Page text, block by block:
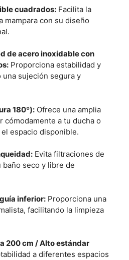
cuadrados: Facilita la
mampara con su diseño
de acero inoxidable con
Proporciona estabilidad y
sujeción segura y
180º): Ofrece una amplia
cómodamente a tu ducha o
espacio disponible.
Evita filtraciones de
baño seco y libre de
inferior: Proporciona una
facilitando la limpieza
200 cm / Alto estándar
a diferentes espacios